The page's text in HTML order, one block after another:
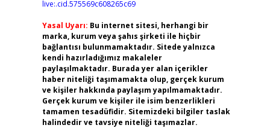
live:.cid.575569c608265c69
Yasal Uyarı: Bu internet sitesi, herhangi bir
marka, kurum veya şahıs şirketi ile hiçbir
bağlantısı bulunmamaktadır. Sitede yalnızca
kendi hazırladığımız makaleler
paylaşılmaktadır. Burada yer alan içerikler
haber niteliği taşımamakta olup, gerçek kurum
ve kişiler hakkında paylaşım yapılmamaktadır.
Gerçek kurum ve kişiler ile isim benzerlikleri
tamamen tesadüfidir. Sitemizdeki bilgiler taslak
halindedir ve tavsiye niteliği taşımazlar.